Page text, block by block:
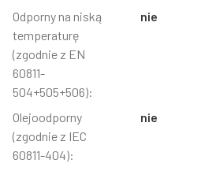
Odporny na niską
temperaturę
(zgodnie z EN
60811-
504+505+506):
nie
Olejoodporny
(zgodnie z IEC
60811-404):
nie